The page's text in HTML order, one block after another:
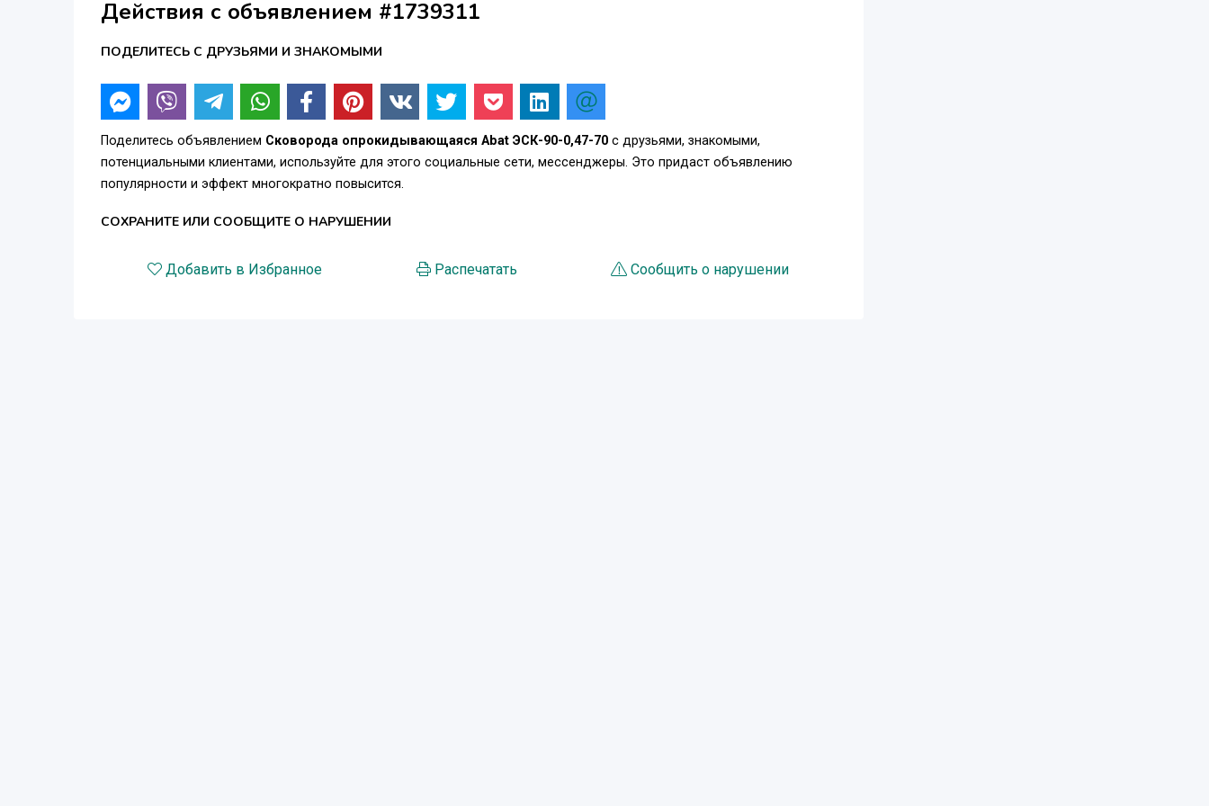
Действия с объявлением #1739311
ПОДЕЛИТЕСЬ С ДРУЗЬЯМИ И ЗНАКОМЫМИ
Поделитесь объявлением Сковорода опрокидывающаяся Abat ЭСК-90-0,47-70 с друзьями, знакомыми,
потенциальными клиентами, используйте для этого социальные сети, мессенджеры. Это придаст объявлению
популярности и эффект многократно повысится.
СОХРАНИТЕ ИЛИ СООБЩИТЕ О НАРУШЕНИИ
Добавить в Избранное Распечатать Сообщить о нарушении